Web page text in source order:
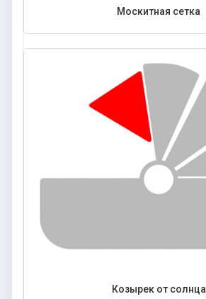
Москитная сетка
Козырек от солнца